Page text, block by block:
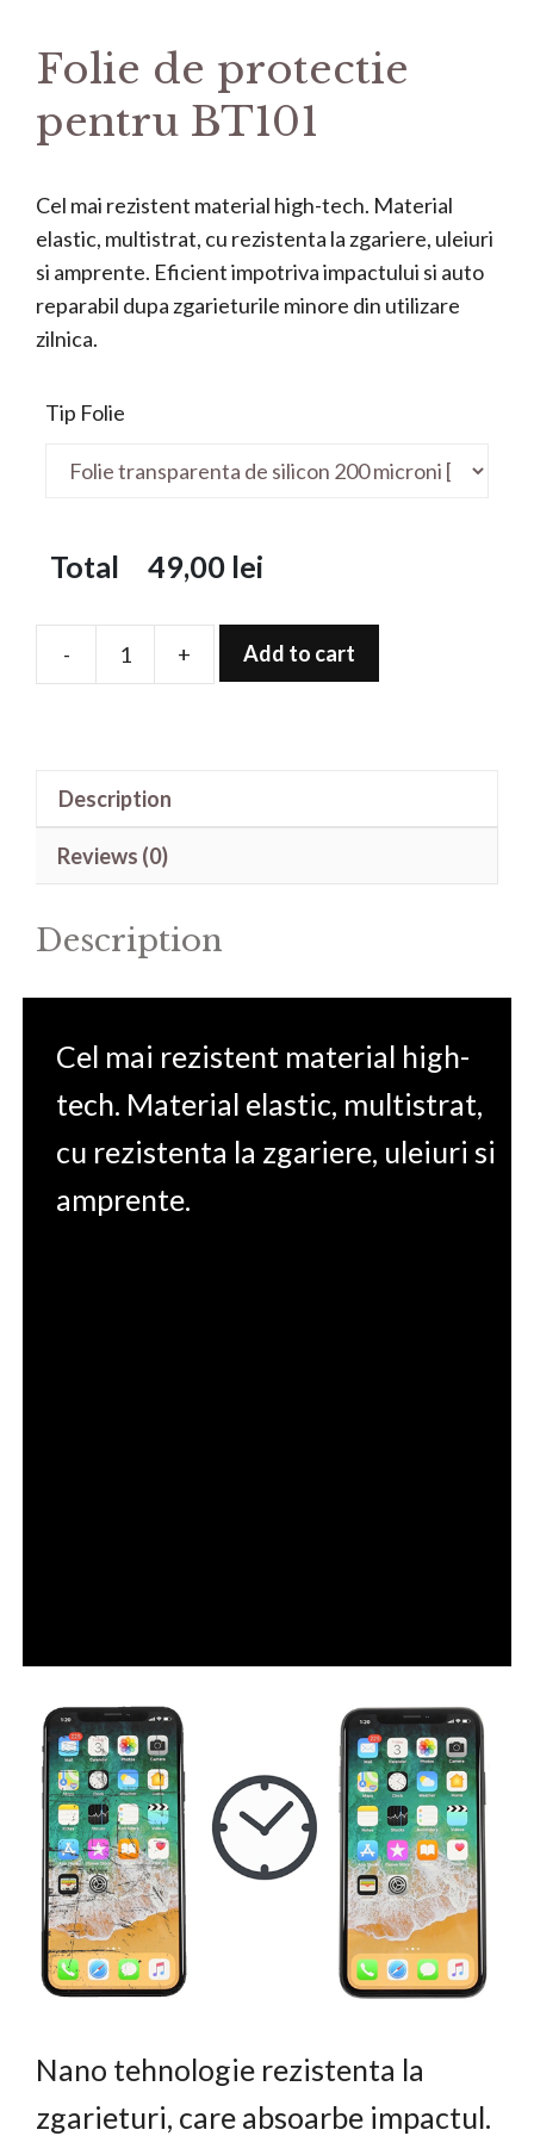
Folie de protectie
pentru BT101
Cel mai rezistent material high-tech. Material
elastic, multistrat, cu rezistenta la zgariere, uleiuri
si amprente. Eficient impotriva impactului si auto
reparabil dupa zgarieturile minore din utilizare
zilnica.
Tip Folie
Total 49,00 lei
-
Folie
+ Add to cart
Description
Reviews (0)
Description
Cel mai rezistent material high-
tech. Material elastic, multistrat,
cu rezistenta la zgariere, uleiuri si
amprente.
Nano tehnologie rezistenta la
zgarieturi, care absoarbe impactul.